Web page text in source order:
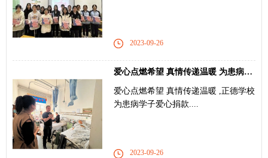
2023-09-26
爱心点燃希望 真情传递温暖 为患病学子爱心捐款
爱心点燃希望 真情传递温暖 ,正德学校
为患病学子爱心捐款....
2023-09-26